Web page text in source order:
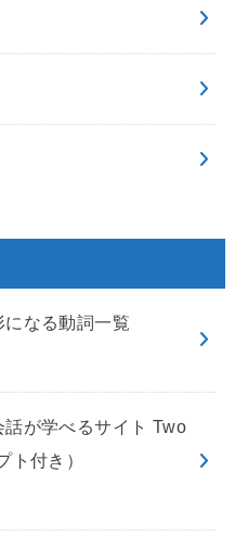
なる動詞一覧
が学べるサイト Two
付き）